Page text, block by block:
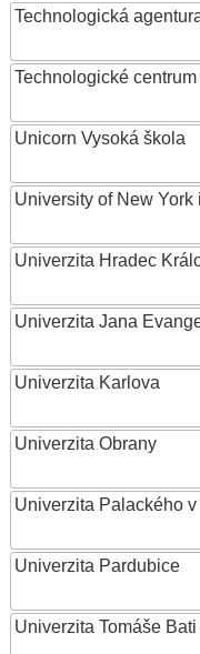
Technologická
Technologické centrum
Unicorn Vysoká škola
University of New York
Univerzita Hradec
Univerzita Jana
Univerzita Karlova
Univerzita Obrany
Univerzita Palackého
Univerzita Pardubice
Univerzita Tomáše